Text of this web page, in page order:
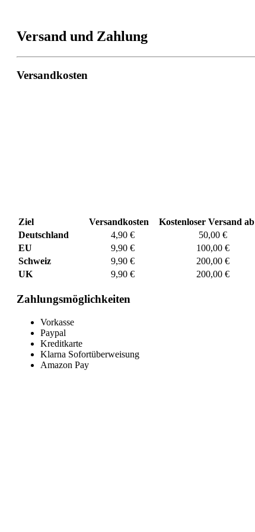
Versand und Zahlung
Versandkosten
Ziel Versandkosten
Kostenloser Versand ab
Deutschland
4,90 €
50,00 €
EU
9,90 €
100,00 €
Schweiz
9,90 €
200,00 €
UK
9,90 € 200,00 €
Zahlungsmöglichkeiten
Vorkasse
Paypal
Kreditkarte
Klarna Sofortüberweisung
Amazon Pay